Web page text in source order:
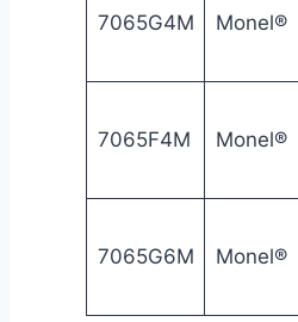
7065G4M Monel®
7065F4M Monel®
7065G6M Monel®